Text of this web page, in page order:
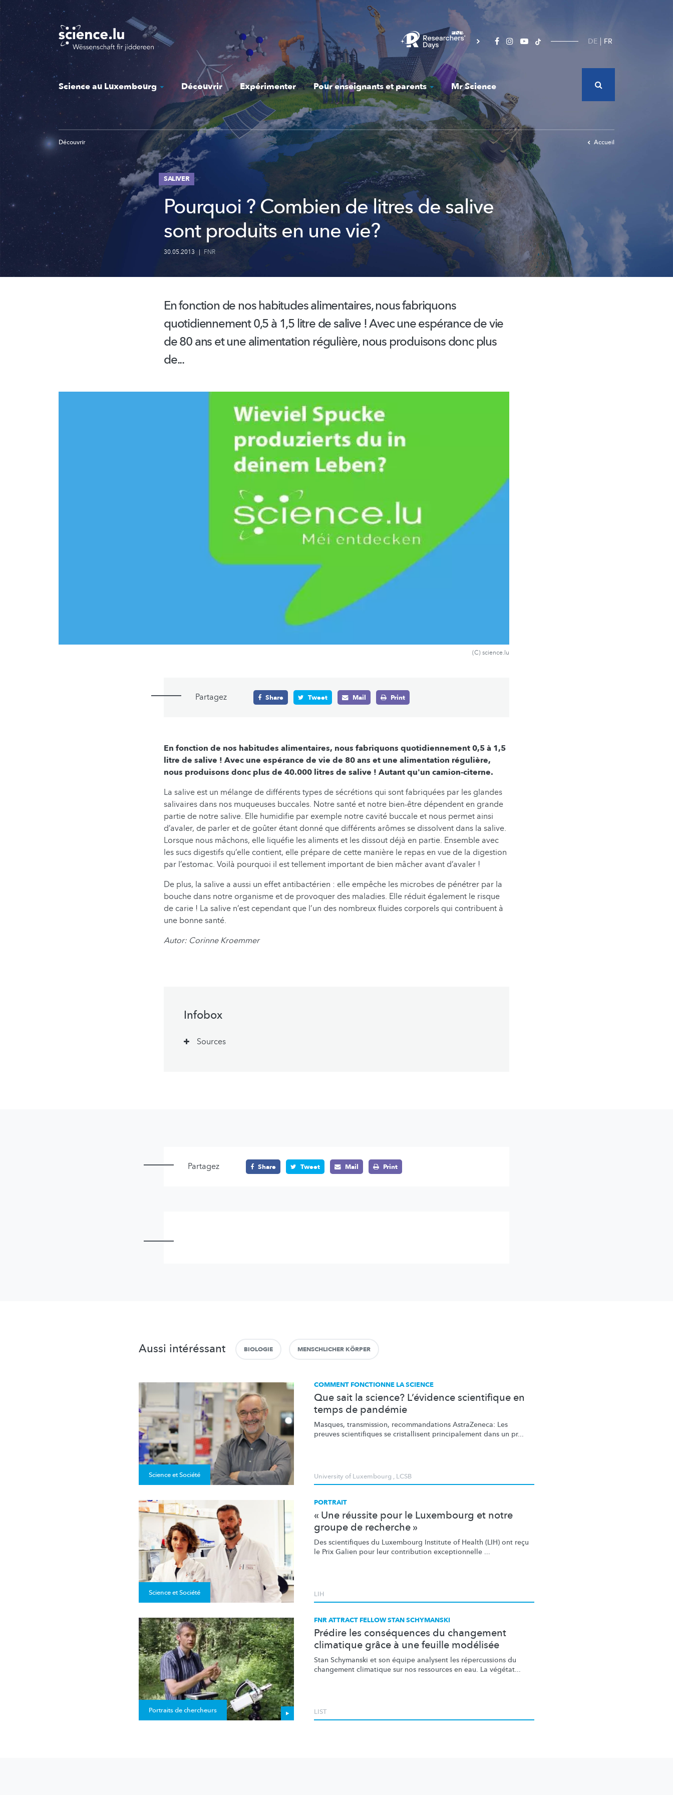
Skip
to
main
content
DE FR
Science au Luxembourg Découvrir Expérimenter Pour enseignants et parents Mr Science
Découvrir Accueil
SALIVER
Pourquoi ? Combien de litres de salive
sont produits en une vie?
30.05.2013 | FNR
En fonction de nos habitudes alimentaires, nous fabriquons
quotidiennement0,5 à 1,5 litre de salive ! Avec une espérance de vie
de 80 ans et une alimentation régulière, nous produisons donc plus
de...
(C) science.lu
Partagez Share Tweet Mail Print
En fonction de nos habitudes alimentaires, nous fabriquons quotidiennement 0,5 à 1,5
litre de salive ! Avec une espérance de vie de 80 ans et une alimentation régulière,
nous produisons donc plus de 40.000 litres de salive ! Autant qu'un camion-citerne.
La salive est un mélange de différents types de sécrétions qui sont fabriquées par les glandes
salivaires dans nos muqueuses buccales. Notre santé et notre bien-être dépendent en grande
partie de notre salive. Elle humidifie par exemple notre cavité buccale et nous permet ainsi
d’avaler, de parler et de goûter étant donné que différents arômes se dissolvent dans la salive.
Lorsque nous mâchons, elle liquéfie les aliments et les dissout déjà en partie. Ensemble avec
les sucs digestifs qu’elle contient, elle prépare de cette manière le repas en vue de la digestion
par l’estomac. Voilà pourquoi il est tellement important de bien mâcher avant d’avaler !
De plus, la salive a aussi un effet antibactérien : elle empêche les microbes de pénétrer par la
bouche dans notre organisme et de provoquer des maladies. Elle réduit également le risque
de carie ! La salive n’est cependant que l’un des nombreux fluides corporels qui contribuent à
une bonne santé.
Autor: Corinne Kroemmer
Infobox
Sources
Partagez Share Tweet Mail Print
Aussi intéréssant BIOLOGIE MENSCHLICHER KÖRPER
Science et Société
COMMENT FONCTIONNE LA SCIENCE
Que sait la science? L’évidence scientifique en
temps de pandémie
Masques, transmission, recommandations AstraZeneca: Les
preuves scientifiques se cristallisent principalement dans un pr...
University of Luxembourg , LCSB
Science et Société
PORTRAIT
« Une réussite pour le Luxembourg et notre
groupe de recherche »
Des scientifiques du Luxembourg Institute of Health (LIH) ont reçu
le Prix Galien pour leur contribution exceptionnelle ...
LIH
Portraits de chercheurs
FNR ATTRACT FELLOW STAN SCHYMANSKI
Prédire les conséquences du changement
climatique grâce à une feuille modélisée
Stan Schymanski et son équipe analysent les répercussions du
changement climatique sur nos ressources en eau. La végétat...
LIST